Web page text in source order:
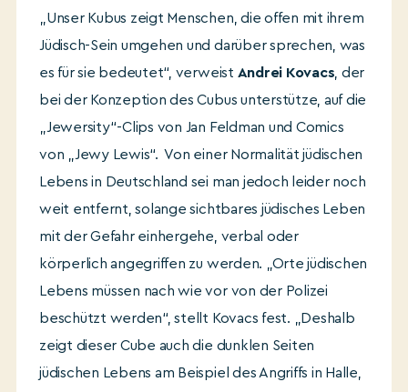
„Unser Kubus zeigt Menschen, die offen mit ihrem
Jüdisch-Sein umgehen und darüber sprechen, was
es für sie bedeutet“, verweist Andrei Kovacs, der
bei der Konzeption des Cubus unterstütze, auf die
„Jewersity“-Clips von Jan Feldman und Comics
von „Jewy Lewis“. Von einer Normalität jüdischen
Lebens in Deutschland sei man jedoch leider noch
weit entfernt, solange sichtbares jüdisches Leben
mit der Gefahr einhergehe, verbal oder
körperlich angegriffen zu werden. „Orte jüdischen
Lebens müssen nach wie vor von der Polizei
beschützt werden“, stellt Kovacs fest. „Deshalb
zeigt dieser Cube auch die dunklen Seiten
jüdischen Lebens am Beispiel des Angriffs in Halle,